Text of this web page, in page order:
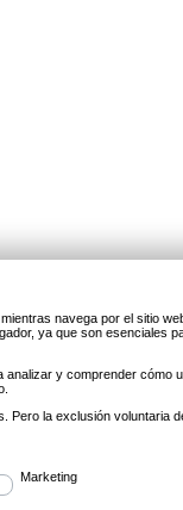
navega por el sitio
ya que son esenciales
y comprender cómo
Pero la exclusión voluntaria
Marketing